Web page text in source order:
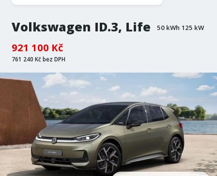
Volkswagen ID.3, Life 50 kWh 125 kW
921 100 Kč
761 240 Kč bez DPH